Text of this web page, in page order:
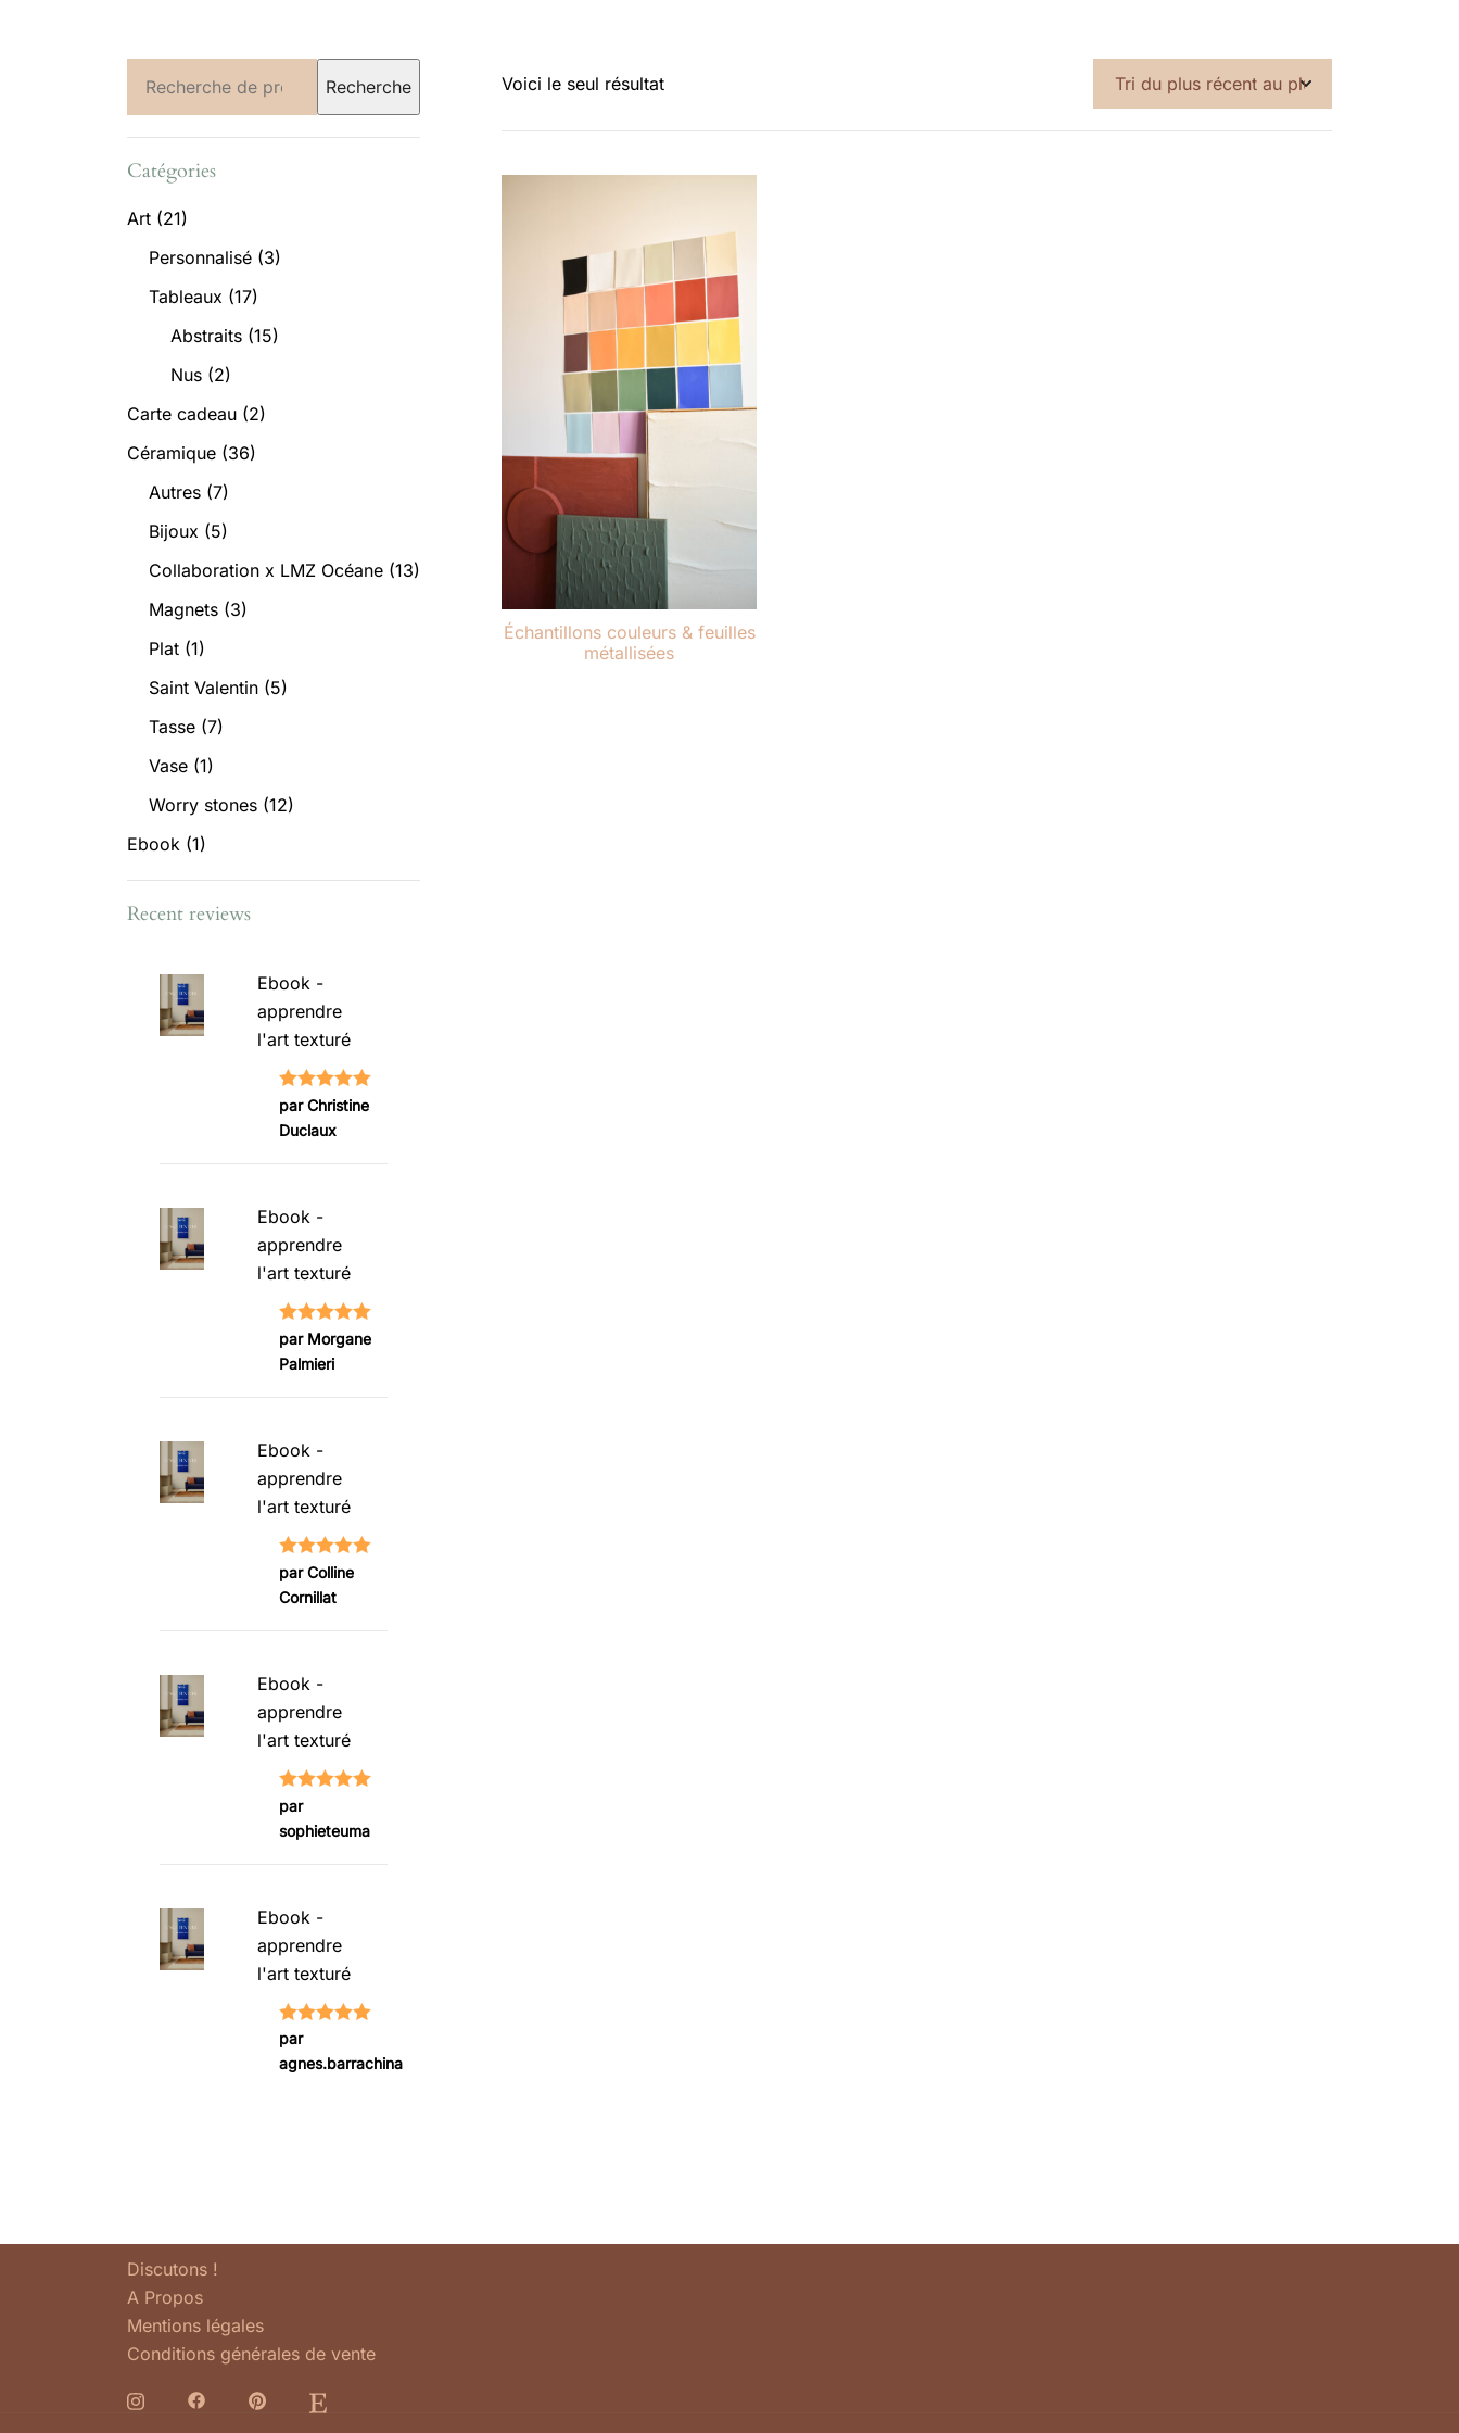
Voici le seul résultat
Échantillons couleurs & feuilles
métallisées
pour :
Recherche
Catégories
Art (21)
Personnalisé (3)
Tableaux (17)
Abstraits (15)
Nus (2)
Carte cadeau (2)
Céramique (36)
Autres (7)
Bijoux (5)
Collaboration x LMZ Océane (13)
Magnets (3)
Plat (1)
Saint Valentin (5)
Tasse (7)
Vase (1)
Worry stones (12)
Ebook (1)
Recent reviews
Ebook -
apprendre
l'art texturé
Note5sur
5
par Christine
Duclaux
Ebook -
apprendre
l'art texturé
Note5sur
5
par Morgane
Palmieri
Ebook -
apprendre
l'art texturé
Note5sur
5
par Colline
Cornillat
Ebook -
apprendre
l'art texturé
Note
5
par
sophieteuma
Ebook -
apprendre
l'art texturé
Note
5
par
agnes.barrachina
Discutons !
A Propos
Mentions légales
Conditions générales de vente